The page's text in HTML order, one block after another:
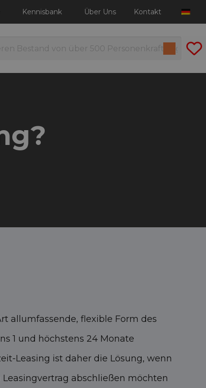
Kennisbank Über Uns Kontakt
allumfassende, flexible Form des
1 und höchstens 24 Monate
Leasing ist daher die Lösung, wenn
abschließen möchten